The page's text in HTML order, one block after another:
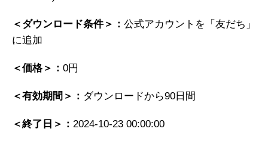
＜ダウンロード条件＞： 公式アカウントを「友だち」
に追加
＜価格＞： 0円
＜有効期間＞： ダウンロードから90日間
＜終了日＞： 2024-10-23 00:00:00